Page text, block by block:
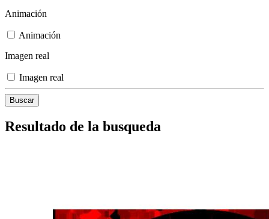
Animación
Animación
Imagen real
Imagen real
Resultado de la busqueda